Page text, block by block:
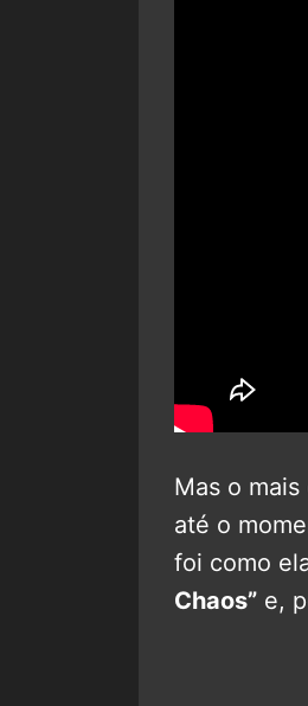
Mas o
até o
foi como
Chaos” e,